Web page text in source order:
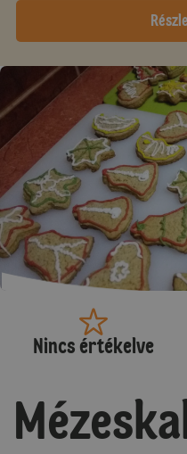
Nincs értékelve